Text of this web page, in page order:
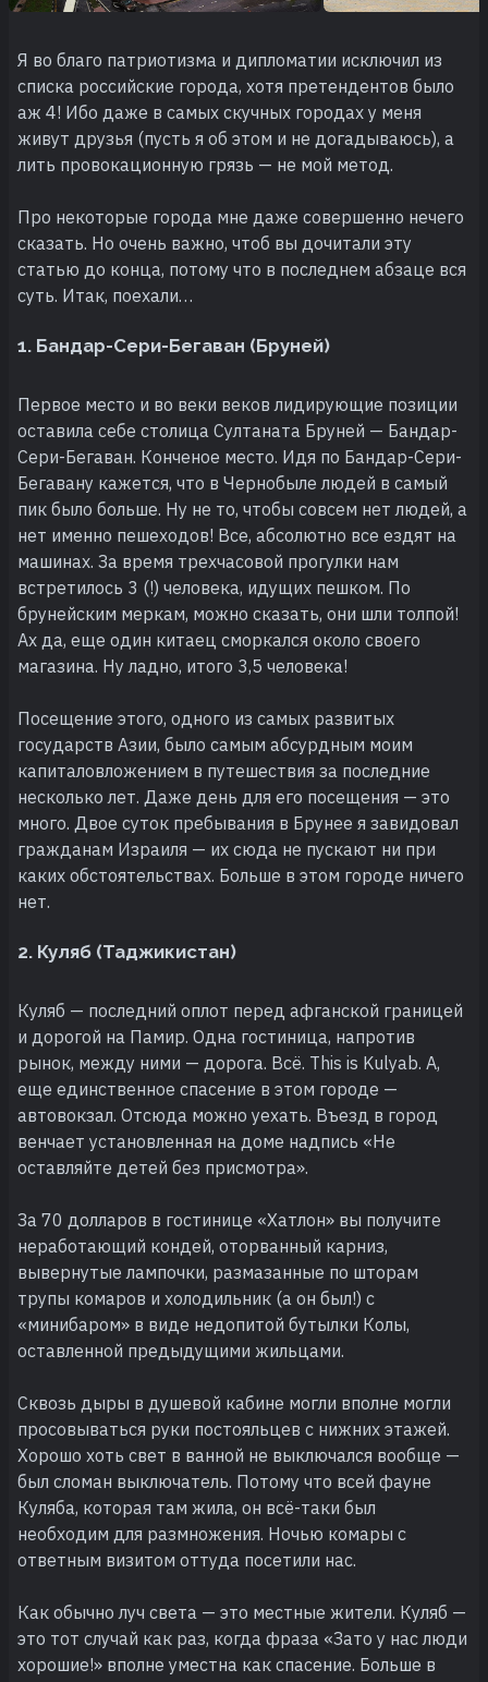
Я во благо патриотизма и дипломатии исключил из
списка российские города, хотя претендентов было
аж 4! Ибо даже в самых скучных городах у меня
живут друзья (пусть я об этом и не догадываюсь), а
лить провокационную грязь — не мой метод.
Про некоторые города мне даже совершенно нечего
сказать. Но очень важно, чтоб вы дочитали эту
статью до конца, потому что в последнем абзаце вся
суть. Итак, поехали…
1. Бандар-Сери-Бегаван (Бруней)
Первое место и во веки веков лидирующие позиции
оставила себе столица Султаната Бруней — Бандар-
Сери-Бегаван. Конченое место. Идя по Бандар-Сери-
Бегавану кажется, что в Чернобыле людей в самый
пик было больше. Ну не то, чтобы совсем нет людей, а
нет именно пешеходов! Все, абсолютно все ездят на
машинах. За время трехчасовой прогулки нам
встретилось 3 (!) человека, идущих пешком. По
брунейским меркам, можно сказать, они шли толпой!
Ах да, еще один китаец сморкался около своего
магазина. Ну ладно, итого 3,5 человека!
Посещение этого, одного из самых развитых
государств Азии, было самым абсурдным моим
капиталовложением в путешествия за последние
несколько лет. Даже день для его посещения — это
много. Двое суток пребывания в Брунее я завидовал
гражданам Израиля — их сюда не пускают ни при
каких обстоятельствах. Больше в этом городе ничего
нет.
2. Куляб (Таджикистан)
Куляб — последний оплот перед афганской границей
и дорогой на Памир. Одна гостиница, напротив
рынок, между ними — дорога. Всё. This is Kulyab. А,
еще единственное спасение в этом городе —
автовокзал. Отсюда можно уехать. Въезд в город
венчает установленная на доме надпись «Не
оставляйте детей без присмотра».
За 70 долларов в гостинице «Хатлон» вы получите
неработающий кондей, оторванный карниз,
вывернутые лампочки, размазанные по шторам
трупы комаров и холодильник (а он был!) с
«минибаром» в виде недопитой бутылки Колы,
оставленной предыдущими жильцами.
Сквозь дыры в душевой кабине могли вполне могли
просовываться руки постояльцев с нижних этажей.
Хорошо хоть свет в ванной не выключался вообще —
был сломан выключатель. Потому что всей фауне
Куляба, которая там жила, он всё-таки был
необходим для размножения. Ночью комары с
ответным визитом оттуда посетили нас.
Как обычно луч света — это местные жители. Куляб —
это тот случай как раз, когда фраза «Зато у нас люди
хорошие!» вполне уместна как спасение. Больше в